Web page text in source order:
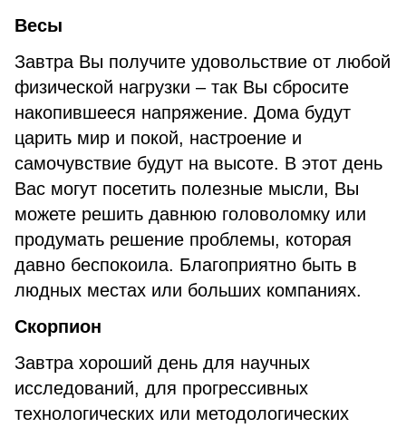
Весы
Завтра Вы получите удовольствие от любой
физической нагрузки – так Вы сбросите
накопившееся напряжение. Дома будут
царить мир и покой, настроение и
самочувствие будут на высоте. В этот день
Вас могут посетить полезные мысли, Вы
можете решить давнюю головоломку или
продумать решение проблемы, которая
давно беспокоила. Благоприятно быть в
людных местах или больших компаниях.
Скорпион
Завтра хороший день для научных
исследований, для прогрессивных
технологических или методологических